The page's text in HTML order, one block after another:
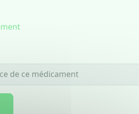
de ce médicament